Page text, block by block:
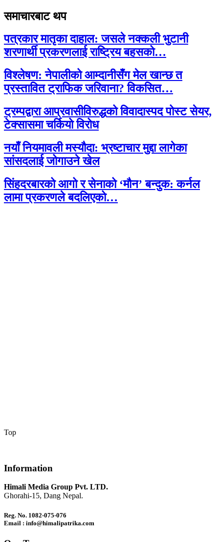
समाचारबाट थप
पत्रकार मातृका दाहाल: जसले नक्कली भुटानी
शरणार्थी प्रकरणलाई राष्ट्रिय बहसको…
विश्लेषण: नेपालीको आम्दानीसँग मेल खान्छ त
प्रस्तावित ट्राफिक जरिवाना? विकसित…
ट्रम्पद्वारा आप्रवासीविरुद्धको विवादास्पद पोस्ट सेयर,
टेक्सासमा चर्कियो विरोध
नयाँ नियमावली मस्यौदा: भ्रष्टाचार मुद्दा लागेका
सांसदलाई जोगाउने खेल
सिंहदरबारको आगो र सेनाको ‘मौन’ बन्दुक: कर्नल
लामा प्रकरणले बदलिएको…
Top
Information
Himali Media Group Pvt. LTD.
Ghorahi-15, Dang Nepal.
Reg. No. 1082-075-076
Email : info@himalipatrika.com